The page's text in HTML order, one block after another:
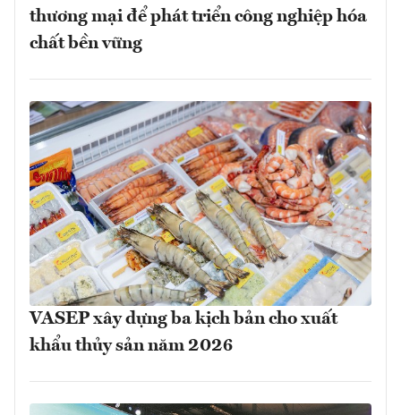
thương mại để phát triển công nghiệp hóa
chất bền vững
VASEP xây dựng ba kịch bản cho xuất
khẩu thủy sản năm 2026